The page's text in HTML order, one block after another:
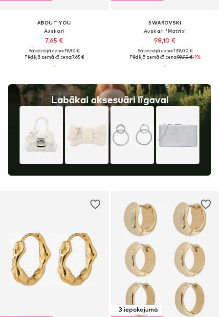
ABOUT YOU
Auskari
7,65 €
Sākotnējā cena: 19,90 €
Pēdējā zemākā cena:7,65 €
Labākai aksesuāri līgavai
SWAROVSKI
Auskari 'Matrix'
98,10 €
Sākotnējā cena: 139,00 €
Pēdējā zemākā cena:99,90 €-1%
3 iepakojumā